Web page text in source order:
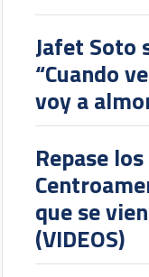
Jafet Soto
“Cuando
voy a
Repase
que se
(VIDEOS)